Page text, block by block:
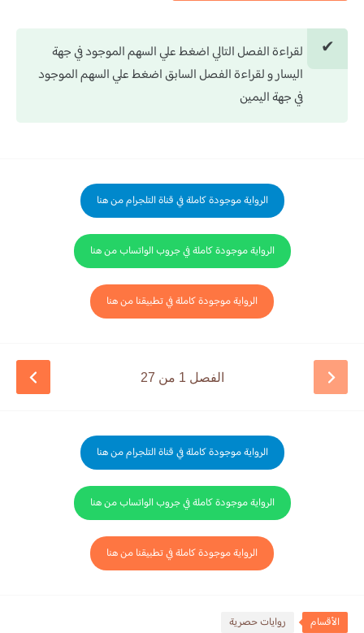
لقراءة الفصل التالي اضغط علي السهم الموجود في جهة
اليسار و لقراءة الفصل السابق اضغط علي السهم الموجود
في جهة اليمين
الرواية موجودة كاملة في قناة التلجرام من هنا
الرواية موجودة كاملة في جروب الواتساب من هنا
الرواية موجودة كاملة في تطبيقنا من هنا
الفصل 1 من 27
الرواية موجودة كاملة في قناة التلجرام من هنا
الرواية موجودة كاملة في جروب الواتساب من هنا
الرواية موجودة كاملة في تطبيقنا من هنا
الأقسام روايات حصرية